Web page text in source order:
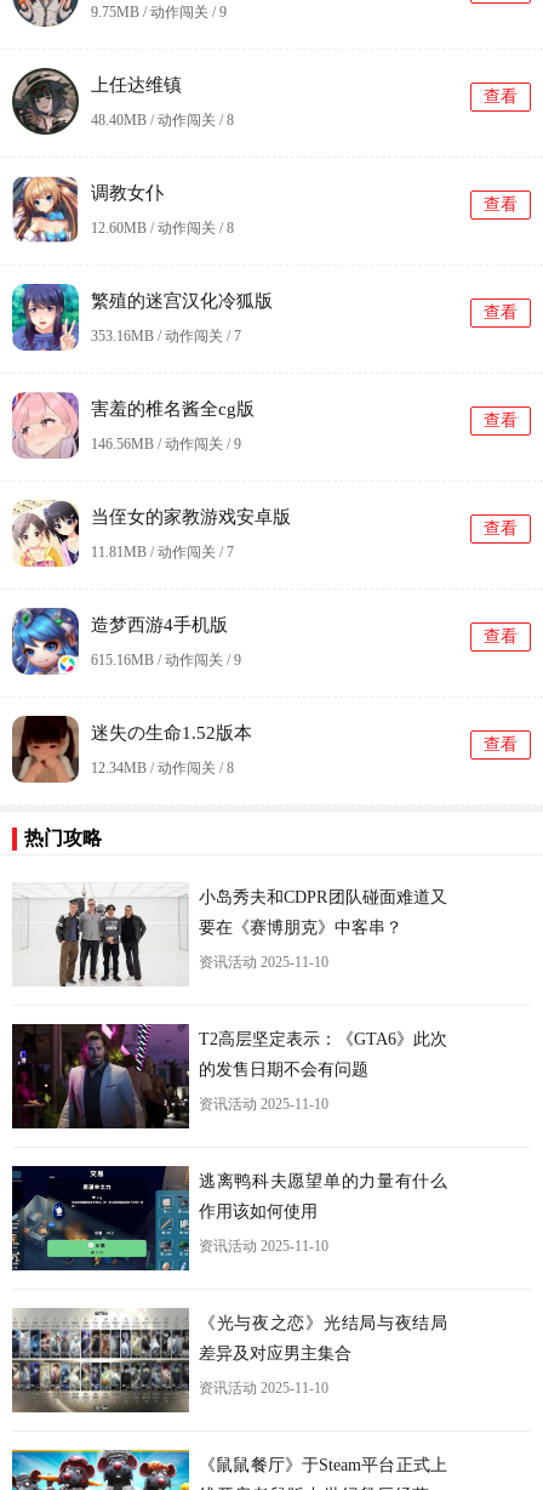
9.75MB / 动作闯关 /9
上任达维镇
48.40MB / 动作闯关 /8
查看
调教女仆
12.60MB / 动作闯关 /8
查看
繁殖的迷宫汉化冷狐版
353.16MB / 动作闯关 /7
查看
害羞的椎名酱全cg版
146.56MB / 动作闯关 /9
查看
当侄女的家教游戏安卓版
11.81MB / 动作闯关 /7
查看
造梦西游4手机版
615.16MB / 动作闯关 /9
查看
迷失の生命1.52版本
12.34MB / 动作闯关 /8
查看
热门攻略
小岛秀夫和CDPR团队碰面难道又
要在《赛博朋克》中客串？
资讯活动 2025-11-10
T2高层坚定表示：《GTA6》此次
的发售日期不会有问题
资讯活动 2025-11-10
逃离鸭科夫愿望单的力量有什么
作用该如何使用
资讯活动 2025-11-10
《光与夜之恋》光结局与夜结局
差异及对应男主集合
资讯活动 2025-11-10
《鼠鼠餐厅》于Steam平台正式上